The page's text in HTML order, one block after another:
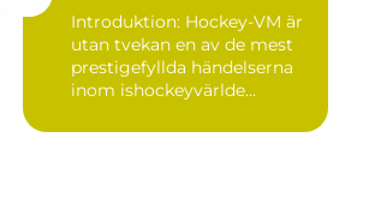
Introduktion: Hockey-VM är
utan tvekan en av de mest
prestigefyllda händelserna
inom ishockeyvärlde...